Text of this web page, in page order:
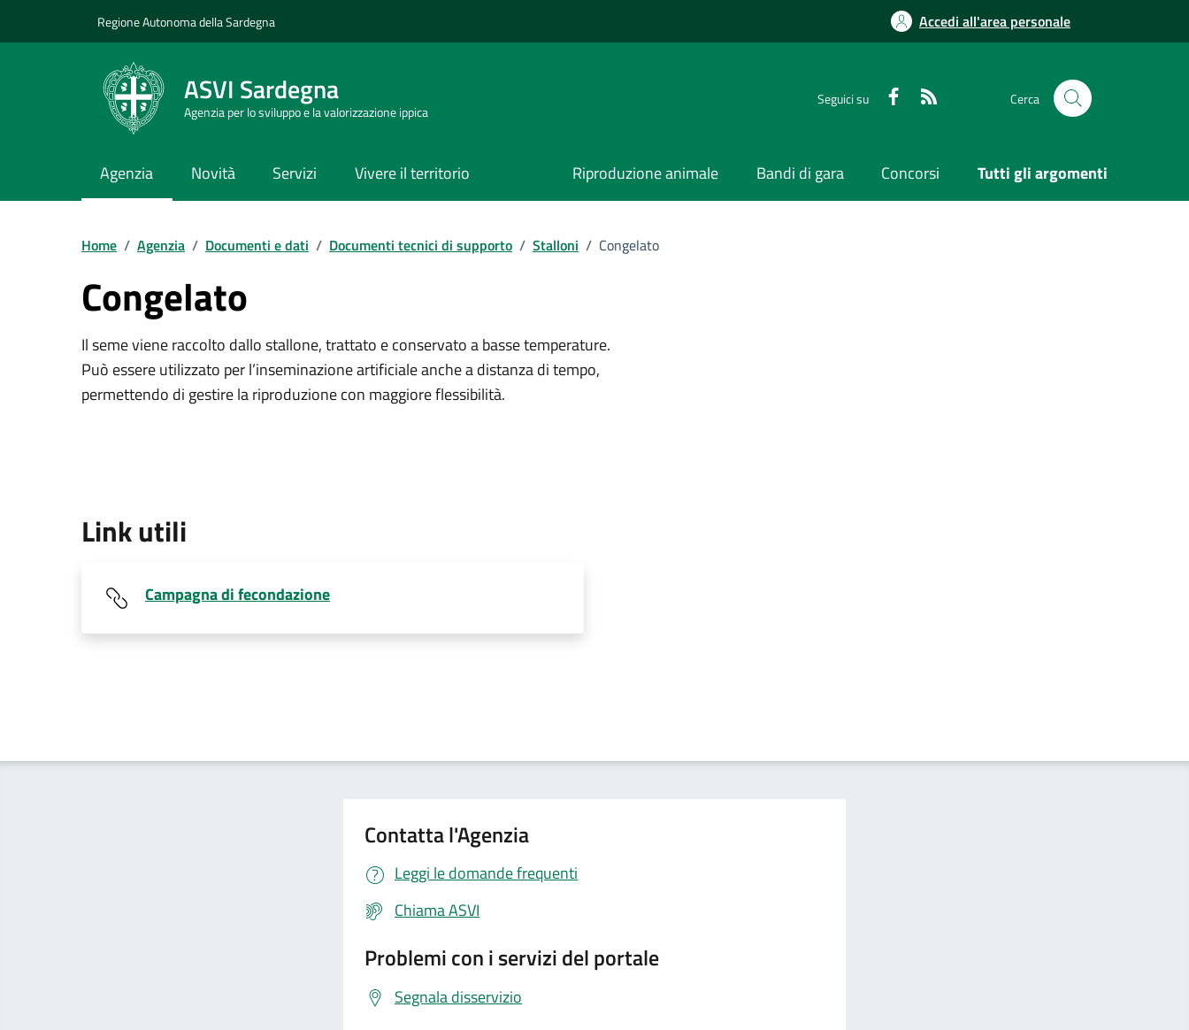
Regione Autonoma della Sardegna Accedi all'area personale
ASVI Sardegna
Agenzia per lo sviluppo e la valorizzazione ippica
Seguici su Cerca
Agenzia Novità Servizi Vivere il territorio Riproduzione animale Bandi di gara Concorsi Tutti gli argomenti
Home / Agenzia / Documenti e dati / Documenti tecnici di supporto / Stalloni / Congelato
Congelato
Il seme viene raccolto dallo stallone, trattato e conservato a basse temperature.
Può essere utilizzato per l’inseminazione artificiale anche a distanza di tempo,
permettendo di gestire la riproduzione con maggiore flessibilità.
Link utili
Campagna di fecondazione
Contatta l'Agenzia
Leggi le domande frequenti
Chiama ASVI
Problemi con i servizi del portale
Segnala disservizio